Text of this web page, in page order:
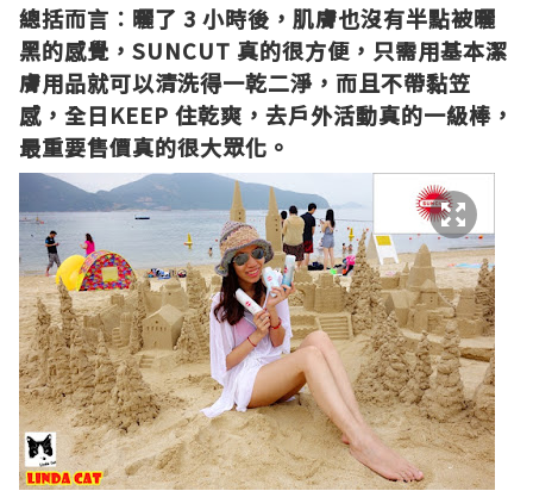
總括而言︰ 曬了 3 小時後，肌膚也沒有半點被曬
黑的感覺， SUNCUT 真的很方便，只需用基本潔
膚用品就可以清洗得一乾二淨，而且不帶黏笠
感，全日KEEP 住乾爽，去戶外活動真的一級棒，
最重要售價真的很大眾化。